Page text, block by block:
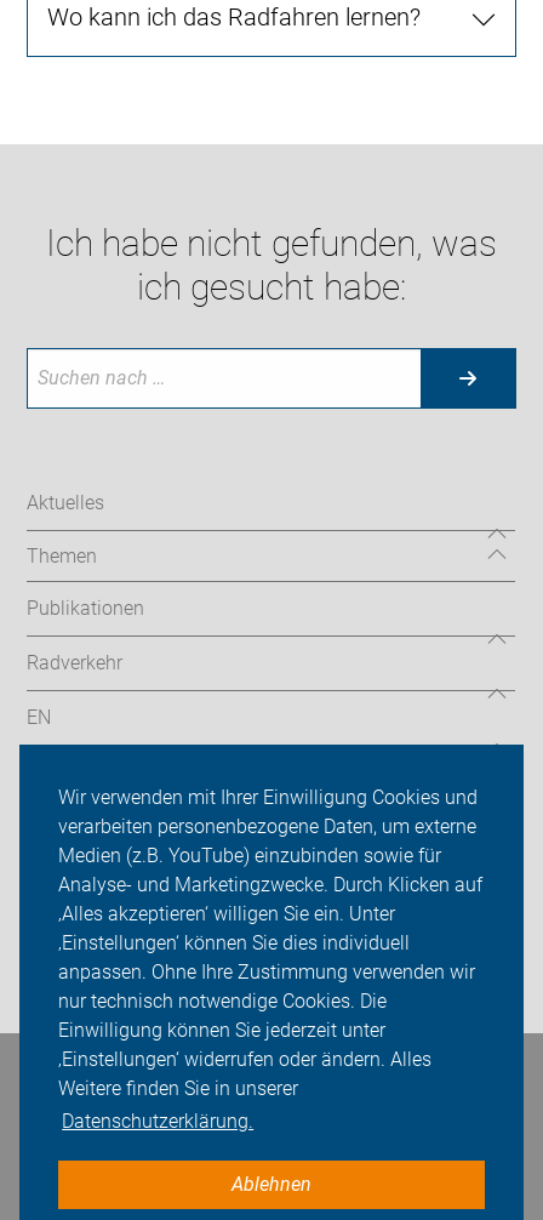
Wir verwenden mit Ihrer Einwilligung Cookies und
verarbeiten personenbezogene Daten, um externe
Medien (z.B. YouTube) einzubinden sowie für
Analyse- und Marketingzwecke. Durch Klicken auf
‚Alles akzeptieren‘ willigen Sie ein. Unter
‚Einstellungen‘ können Sie dies individuell
anpassen. Ohne Ihre Zustimmung verwenden wir
nur technisch notwendige Cookies. Die
Einwilligung können Sie jederzeit unter
‚Einstellungen‘ widerrufen oder ändern. Alles
Weitere finden Sie in unserer
Datenschutzerklärung.
Ablehnen
Wo kann ich das Radfahren lernen?
Ich habe nicht gefunden, was
ich gesucht habe:
Aktuelles
Themen
Publikationen
Radverkehr
EN
ADFC Köln
Sei dabei
Presse
Bleiben Sie in Kontakt